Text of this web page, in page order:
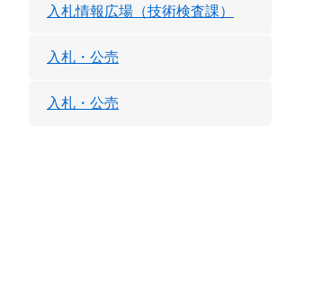
入札情報広場（技術検査課）
入札・公売
入札・公売